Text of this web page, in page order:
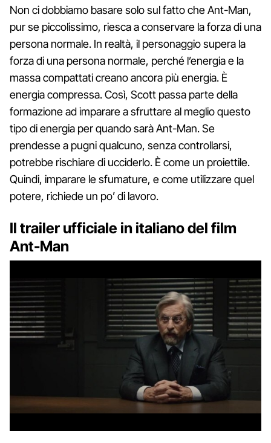
Non ci dobbiamo basare solo sul fatto che Ant-Man,
pur se piccolissimo, riesca a conservare la forza di una
persona normale. In realtà, il personaggio supera la
forza di una persona normale, perché l’energia e la
massa compattati creano ancora più energia. È
energia compressa. Così, Scott passa parte della
formazione ad imparare a sfruttare al meglio questo
tipo di energia per quando sarà Ant-Man. Se
prendesse a pugni qualcuno, senza controllarsi,
potrebbe rischiare di ucciderlo. È come un proiettile.
Quindi, imparare le sfumature, e come utilizzare quel
potere, richiede un po’ di lavoro.
Il trailer ufficiale in italiano del film
Ant-Man